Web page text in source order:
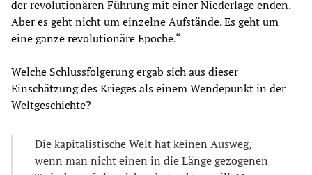
der revolutionären Führung mit einer Niederlage enden.
Aber es geht nicht um einzelne Aufstände. Es geht um
eine ganze revolutionäre Epoche.“
Welche Schlussfolgerung ergab sich aus dieser
Einschätzung des Krieges als einem Wendepunkt in der
Weltgeschichte?
Die kapitalistische Welt hat keinen Ausweg,
wenn man nicht einen in die Länge gezogenen